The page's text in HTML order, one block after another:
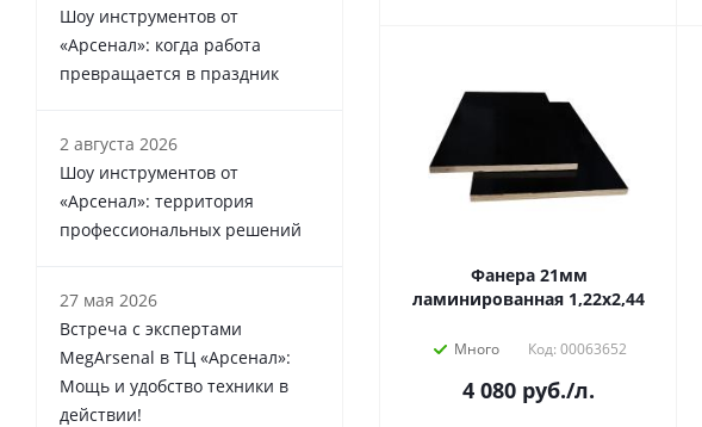
Фанера 21мм
ламинированная 1,22х2,44
Много Код: 00063652
4 080 руб./л.
Шоу инструментов от
«Арсенал»: когда работа
превращается в праздник
2 августа 2026
Шоу инструментов от
«Арсенал»: территория
профессиональных решений
27 мая 2026
Встреча с экспертами
MegArsenal в ТЦ «Арсенал»:
Мощь и удобство техники в
действии!